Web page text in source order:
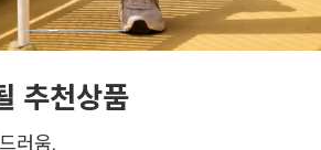
추천상품
러움,